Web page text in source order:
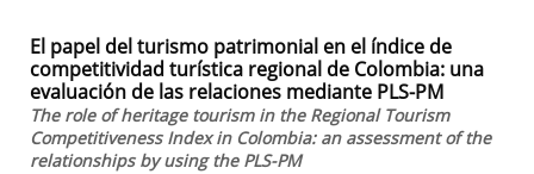
El papel del turismo patrimonial en el índice de
competitividad turística regional de Colombia: una
evaluación de las relaciones mediante PLS-PM
The role of heritage tourism in the Regional Tourism
Competitiveness Index in Colombia: an assessment of the
relationships by using the PLS-PM